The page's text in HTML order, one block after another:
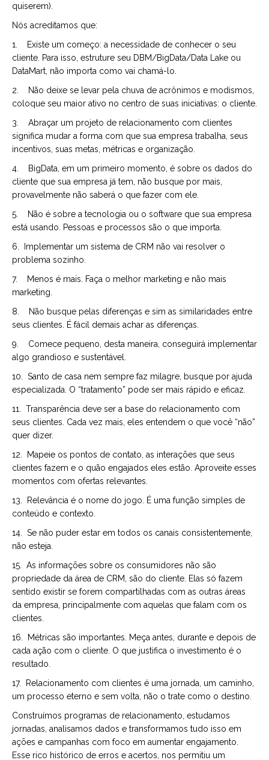
quiserem).
Nós acreditamos que:
1. Existe um começo: a necessidade de conhecer o seu
cliente. Para isso, estruture seu DBM/BigData/Data Lake ou
DataMart, não importa como vai chamá-lo.
2. Não deixe se levar pela chuva de acrônimos e modismos,
coloque seu maior ativo no centro de suas iniciativas: o cliente.
3. Abraçar um projeto de relacionamento com clientes
significa mudar a forma com que sua empresa trabalha, seus
incentivos, suas metas, métricas e organização.
4. BigData, em um primeiro momento, é sobre os dados do
cliente que sua empresa já tem, não busque por mais,
provavelmente não saberá o que fazer com ele.
5. Não é sobre a tecnologia ou o software que sua empresa
está usando. Pessoas e processos são o que importa.
6. Implementar um sistema de CRM não vai resolver o
problema sozinho.
7. Menos é mais. Faça o melhor marketing e não mais
marketing.
8. Não busque pelas diferenças e sim as similaridades entre
seus clientes. É fácil demais achar as diferenças.
9. Comece pequeno, desta maneira, conseguirá implementar
algo grandioso e sustentável.
10. Santo de casa nem sempre faz milagre, busque por ajuda
especializada. O “tratamento” pode ser mais rápido e eficaz.
11. Transparência deve ser a base do relacionamento com
seus clientes. Cada vez mais, eles entendem o que você “não”
quer dizer.
12. Mapeie os pontos de contato, as interações que seus
clientes fazem e o quão engajados eles estão. Aproveite esses
momentos com ofertas relevantes.
13. Relevância é o nome do jogo. É uma função simples de
conteúdo e contexto.
14. Se não puder estar em todos os canais consistentemente,
não esteja.
15. As informações sobre os consumidores não são
propriedade da área de CRM, são do cliente. Elas só fazem
sentido existir se forem compartilhadas com as outras áreas
da empresa, principalmente com aquelas que falam com os
clientes.
16. Métricas são importantes. Meça antes, durante e depois de
cada ação com o cliente. O que justifica o investimento é o
resultado.
17. Relacionamento com clientes é uma jornada, um caminho,
um processo eterno e sem volta, não o trate como o destino.
Construímos programas de relacionamento, estudamos
jornadas, analisamos dados e transformamos tudo isso em
ações e campanhas com foco em aumentar engajamento.
Esse rico histórico de erros e acertos, nos permitiu um